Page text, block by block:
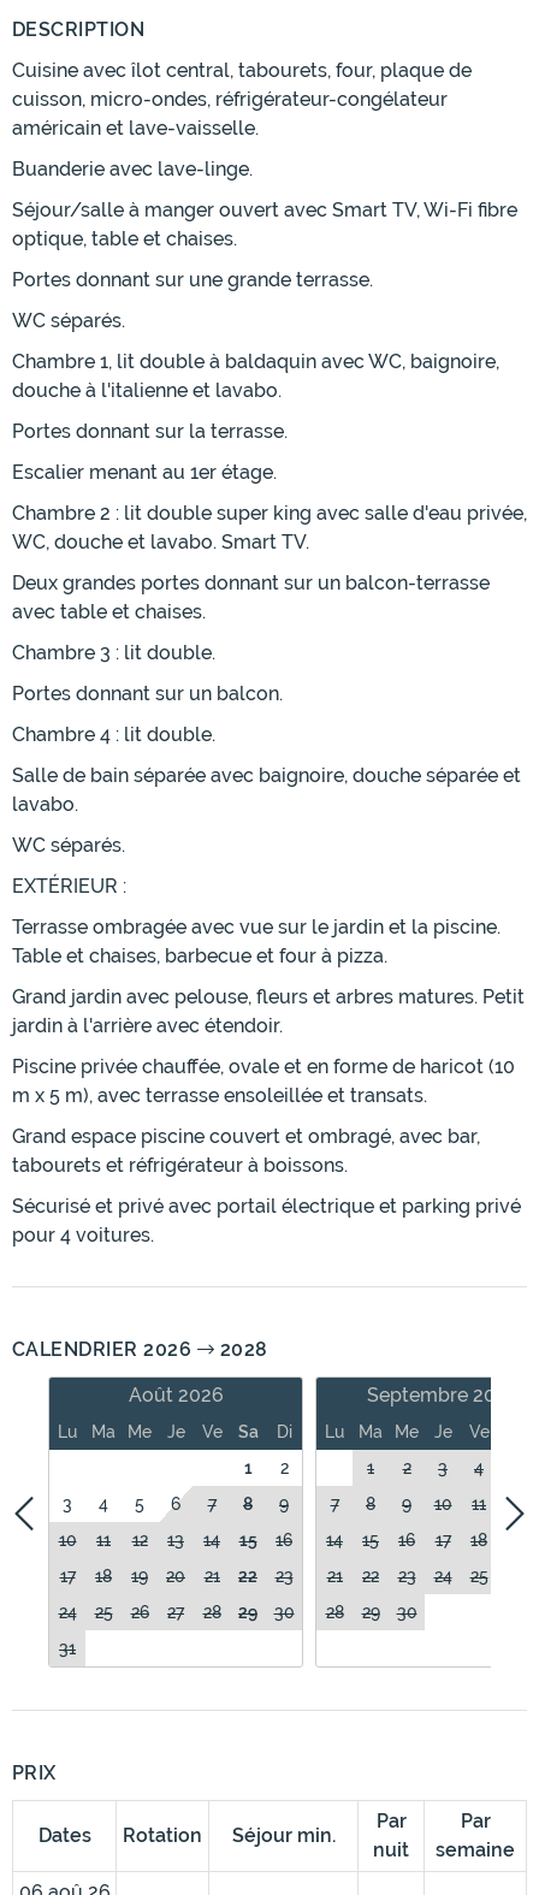
DESCRIPTION
Cuisine avec îlot central, tabourets, four, plaque de
cuisson, micro-ondes, réfrigérateur-congélateur
américain et lave-vaisselle.
Buanderie avec lave-linge.
Séjour/salle à manger ouvert avec Smart TV, Wi-Fi fibre
optique, table et chaises.
Portes donnant sur une grande terrasse.
WC séparés.
Chambre 1, lit double à baldaquin avec WC, baignoire,
douche à l'italienne et lavabo.
Portes donnant sur la terrasse.
Escalier menant au 1er étage.
Chambre 2 : lit double super king avec salle d'eau privée,
WC, douche et lavabo. Smart TV.
Deux grandes portes donnant sur un balcon-terrasse
avec table et chaises.
Chambre 3 : lit double.
Portes donnant sur un balcon.
Chambre 4 : lit double.
Salle de bain séparée avec baignoire, douche séparée et
lavabo.
WC séparés.
EXTÉRIEUR :
Terrasse ombragée avec vue sur le jardin et la piscine.
Table et chaises, barbecue et four à pizza.
Grand jardin avec pelouse, fleurs et arbres matures. Petit
jardin à l'arrière avec étendoir.
Piscine privée chauffée, ovale et en forme de haricot (10
m x 5 m), avec terrasse ensoleillée et transats.
Grand espace piscine couvert et ombragé, avec bar,
tabourets et réfrigérateur à boissons.
Sécurisé et privé avec portail électrique et parking privé
pour 4 voitures.
CALENDRIER 2026
2028
Août 2026
Lu Ma Me Je Ve Sa
Di
1
2
3
4 5 6 7 8
9
10
11 12 13 14 15
16
17
18 19 20 21 22
23
24
25 26 27 28 29
30
31
Septembre 2026
Lu Ma Me Je Ve
1
2 3 4
7
8 9 10 11
12
14
15 16 17 18
21
22 23 24 25
28
29 30
PRIX
Dates Rotation Séjour min.
Par
nuit
Par
semaine